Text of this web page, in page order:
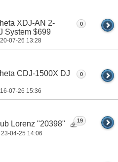
XDJ-AN 2-
System $699
20-07-26 13:28
0
CDJ-1500X DJ
16-07-26 15:36
0
Lorenz "20398"
23-04-25 14:06
19